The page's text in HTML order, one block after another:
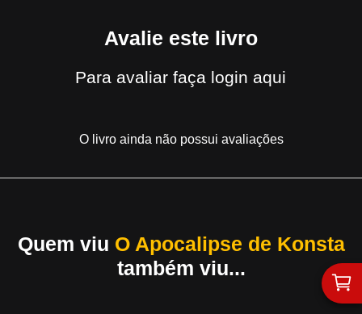
Avalie este livro
Para avaliarfaça login aqui
O livro ainda não possui avaliações
Quem viu O Apocalipse de Konsta
também viu...